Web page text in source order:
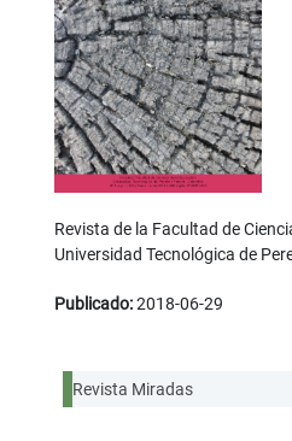
Revista de la Facultad de
Universidad Tecnológica de
Publicado:2018-06-29
Revista Miradas